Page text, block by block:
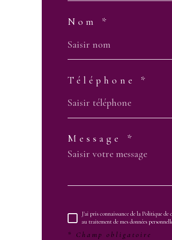
Nom *
Téléphone *
Message *
J'ai pris connaissance de la Politique
au traitement de mes données
* Champ obligatoire
contact@adequadom.com
BOIS-COLOMBES